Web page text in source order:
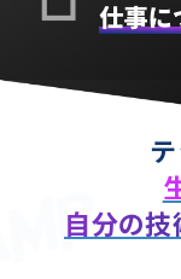
自分の